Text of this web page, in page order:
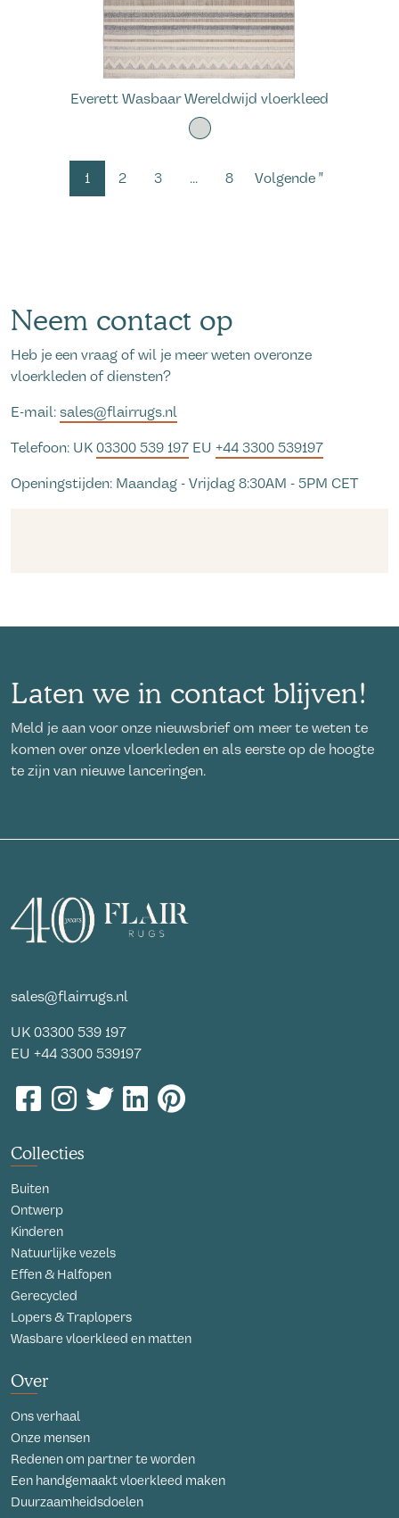
Everett Wasbaar Wereldwijd vloerkleed
1 2 3 ... 8 Volgende "
Neem contact op
Heb je een vraag of wil je meer weten overonze
vloerkleden of diensten?
E-mail: sales@flairrugs.nl
Telefoon: UK 03300 539 197 EU +44 3300 539197
Openingstijden: Maandag - Vrijdag 8:30AM - 5PM CET
Laten we in contact blijven!
Meld je aan voor onze nieuwsbrief om meer te weten te
komen over onze vloerkleden en als eerste op de hoogte
te zijn van nieuwe lanceringen.
sales@flairrugs.nl
UK 03300 539 197
EU +44 3300 539197
Collecties
Buiten
Ontwerp
Kinderen
Natuurlijke vezels
Effen & Halfopen
Gerecycled
Lopers & Traplopers
Wasbare vloerkleed en matten
Over
Ons verhaal
Onze mensen
Redenen om partner te worden
Een handgemaakt vloerkleed maken
Duurzaamheidsdoelen